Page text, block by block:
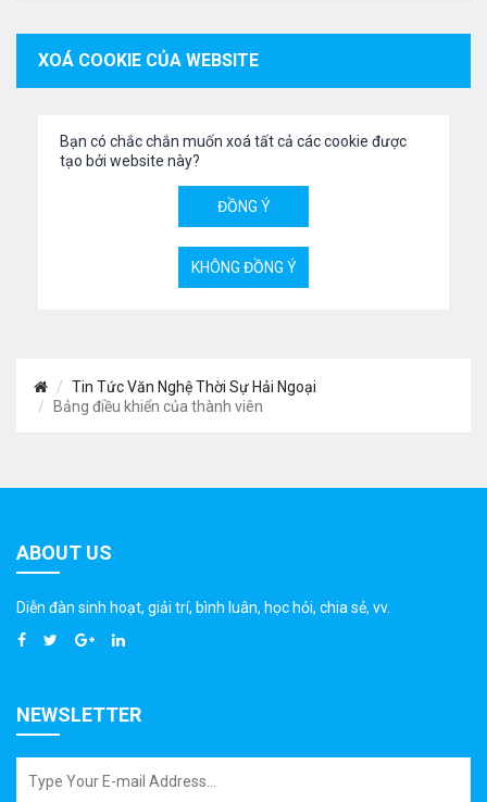
XOÁ COOKIE CỦA WEBSITE
Bạn có chắc chắn muốn xoá tất cả các cookie được
tạo bởi website này?
Tin Tức Văn Nghệ Thời Sự Hải Ngoại
Bảng điều khiển của thành viên
ABOUT US
Diễn đàn sinh hoạt, giải trí, bình luân, học hỏi, chia sẻ, vv.
NEWSLETTER